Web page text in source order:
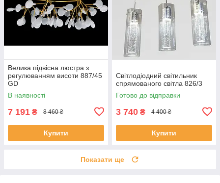
Велика підвісна люстра з
регулюванням висоти 887/45
GD
В наявності
7 191 ₴ 8 460 ₴
Купити
Світлодіодний світильник
спрямованого світла 826/3
Готово до відправки
3 740 ₴ 4 400 ₴
Купити
Показати ще